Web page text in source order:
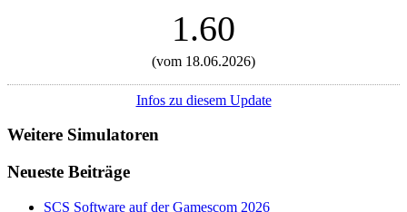
1.60
(vom 18.06.2026)
Infos zu diesem Update
Weitere Simulatoren
Neueste Beiträge
SCS Software auf der Gamescom 2026